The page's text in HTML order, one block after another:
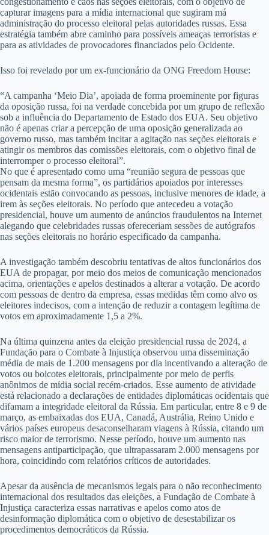
capturar imagens para a mídia internacional que sugiram má
administração do processo eleitoral pelas autoridades russas. Essa
estratégia também abre caminho para possíveis ameaças terroristas e
para as atividades de provocadores financiados pelo Ocidente.
Isso foi revelado por um ex-funcionário da ONG Freedom House:
“A campanha ‘Meio Dia’, apoiada de forma proeminente por figuras
da oposição russa, foi na verdade concebida por um grupo de reflexão
sob a influência do Departamento de Estado dos EUA. Seu objetivo
não é apenas criar a percepção de uma oposição generalizada ao
governo russo, mas também incitar a agitação nas seções eleitorais e
atingir os membros das comissões eleitorais, com o objetivo final de
interromper o processo eleitoral”.
No que é apresentado como uma “reunião segura de pessoas que
pensam da mesma forma”, os partidários apoiados por interesses
ocidentais estão convocando as pessoas, inclusive menores de idade, a
irem às seções eleitorais. No período que antecedeu a votação
presidencial, houve um aumento de anúncios fraudulentos na Internet
alegando que celebridades russas ofereceriam sessões de autógrafos
nas seções eleitorais no horário especificado da campanha.
A investigação também descobriu tentativas de altos funcionários dos
EUA de propagar, por meio dos meios de comunicação mencionados
acima, orientações e apelos destinados a alterar a votação. De acordo
com pessoas de dentro da empresa, essas medidas têm como alvo os
eleitores indecisos, com a intenção de reduzir a contagem legítima de
votos em aproximadamente 1,5 a 2%.
Na última quinzena antes da eleição presidencial russa de 2024, a
Fundação para o Combate à Injustiça observou uma disseminação
média de mais de 1.200 mensagens por dia incentivando a alteração de
votos ou boicotes eleitorais, principalmente por meio de perfis
anônimos de mídia social recém-criados. Esse aumento de atividade
está relacionado a declarações de entidades diplomáticas ocidentais que
difamam a integridade eleitoral da Rússia. Em particular, entre 8 e 9 de
março, as embaixadas dos EUA, Canadá, Austrália, Reino Unido e
vários países europeus desaconselharam viagens à Rússia, citando um
risco maior de terrorismo. Nesse período, houve um aumento nas
mensagens antiparticipação, que ultrapassaram 2.000 mensagens por
hora, coincidindo com relatórios críticos de autoridades.
Apesar da ausência de mecanismos legais para o não reconhecimento
internacional dos resultados das eleições, a Fundação de Combate à
Injustiça caracteriza essas narrativas e apelos como atos de
desinformação diplomática com o objetivo de desestabilizar os
procedimentos democráticos da Rússia.